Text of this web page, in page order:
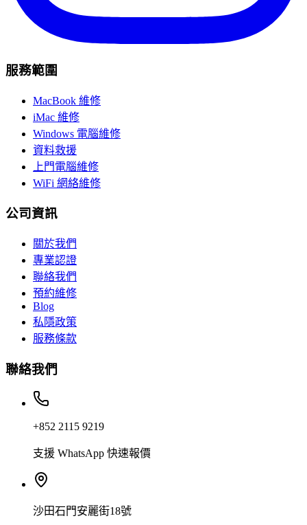
服務範圍
MacBook 維修
iMac 維修
Windows 電腦維修
資料救援
上門電腦維修
WiFi 網絡維修
公司資訊
關於我們
專業認證
聯絡我們
預約維修
Blog
私隱政策
服務條款
聯絡我們
+852 2115 9219
支援 WhatsApp 快速報價
沙田石門安麗街18號